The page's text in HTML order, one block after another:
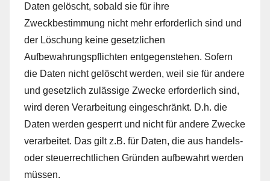
Daten gelöscht, sobald sie für ihre
Zweckbestimmung nicht mehr erforderlich sind und
der Löschung keine gesetzlichen
Aufbewahrungspflichten entgegenstehen. Sofern
die Daten nicht gelöscht werden, weil sie für andere
und gesetzlich zulässige Zwecke erforderlich sind,
wird deren Verarbeitung eingeschränkt. D.h. die
Daten werden gesperrt und nicht für andere Zwecke
verarbeitet. Das gilt z.B. für Daten, die aus handels-
oder steuerrechtlichen Gründen aufbewahrt werden
müssen.